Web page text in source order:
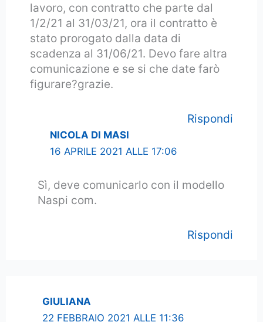
lavoro, con contratto che parte dal
1/2/21 al 31/03/21, ora il contratto è
stato prorogato dalla data di
scadenza al 31/06/21. Devo fare altra
comunicazione e se si che date farò
figurare?grazie.
Rispondi
NICOLA DI MASI
16 APRILE 2021 ALLE 17:06
Sì, deve comunicarlo con il modello
Naspi com.
Rispondi
GIULIANA
22 FEBBRAIO 2021 ALLE 11:36